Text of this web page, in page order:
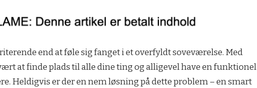
end at føle sig fanget i et overfyldt soveværelse. Med
at finde plads til alle dine ting og alligevel have en funktionel
Heldigvis er der en nem løsning på dette problem – en smart